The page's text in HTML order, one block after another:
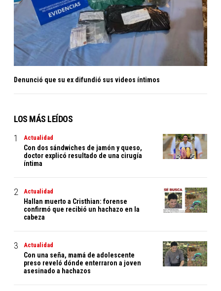
Denunció que su ex difundió sus videos íntimos
LOS MÁS LEÍDOS
Actualidad
Con dos sándwiches de jamón y queso,
doctor explicó resultado de una cirugía
íntima
Actualidad
Hallan muerto a Cristhian: forense
confirmó que recibió un hachazo en la
cabeza
Actualidad
Con una seña, mamá de adolescente
preso reveló dónde enterraron a joven
asesinado a hachazos